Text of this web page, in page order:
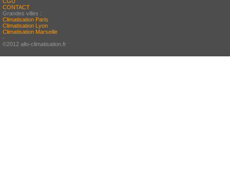
CONTACT
Grandes villes :
Climatisation Paris
Climatisation Lyon
Climatisation Marseille
-
©2012 allo-climatisation.fr